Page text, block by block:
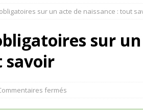
sur un acte de naissance : tout
sur
savoir
fermés